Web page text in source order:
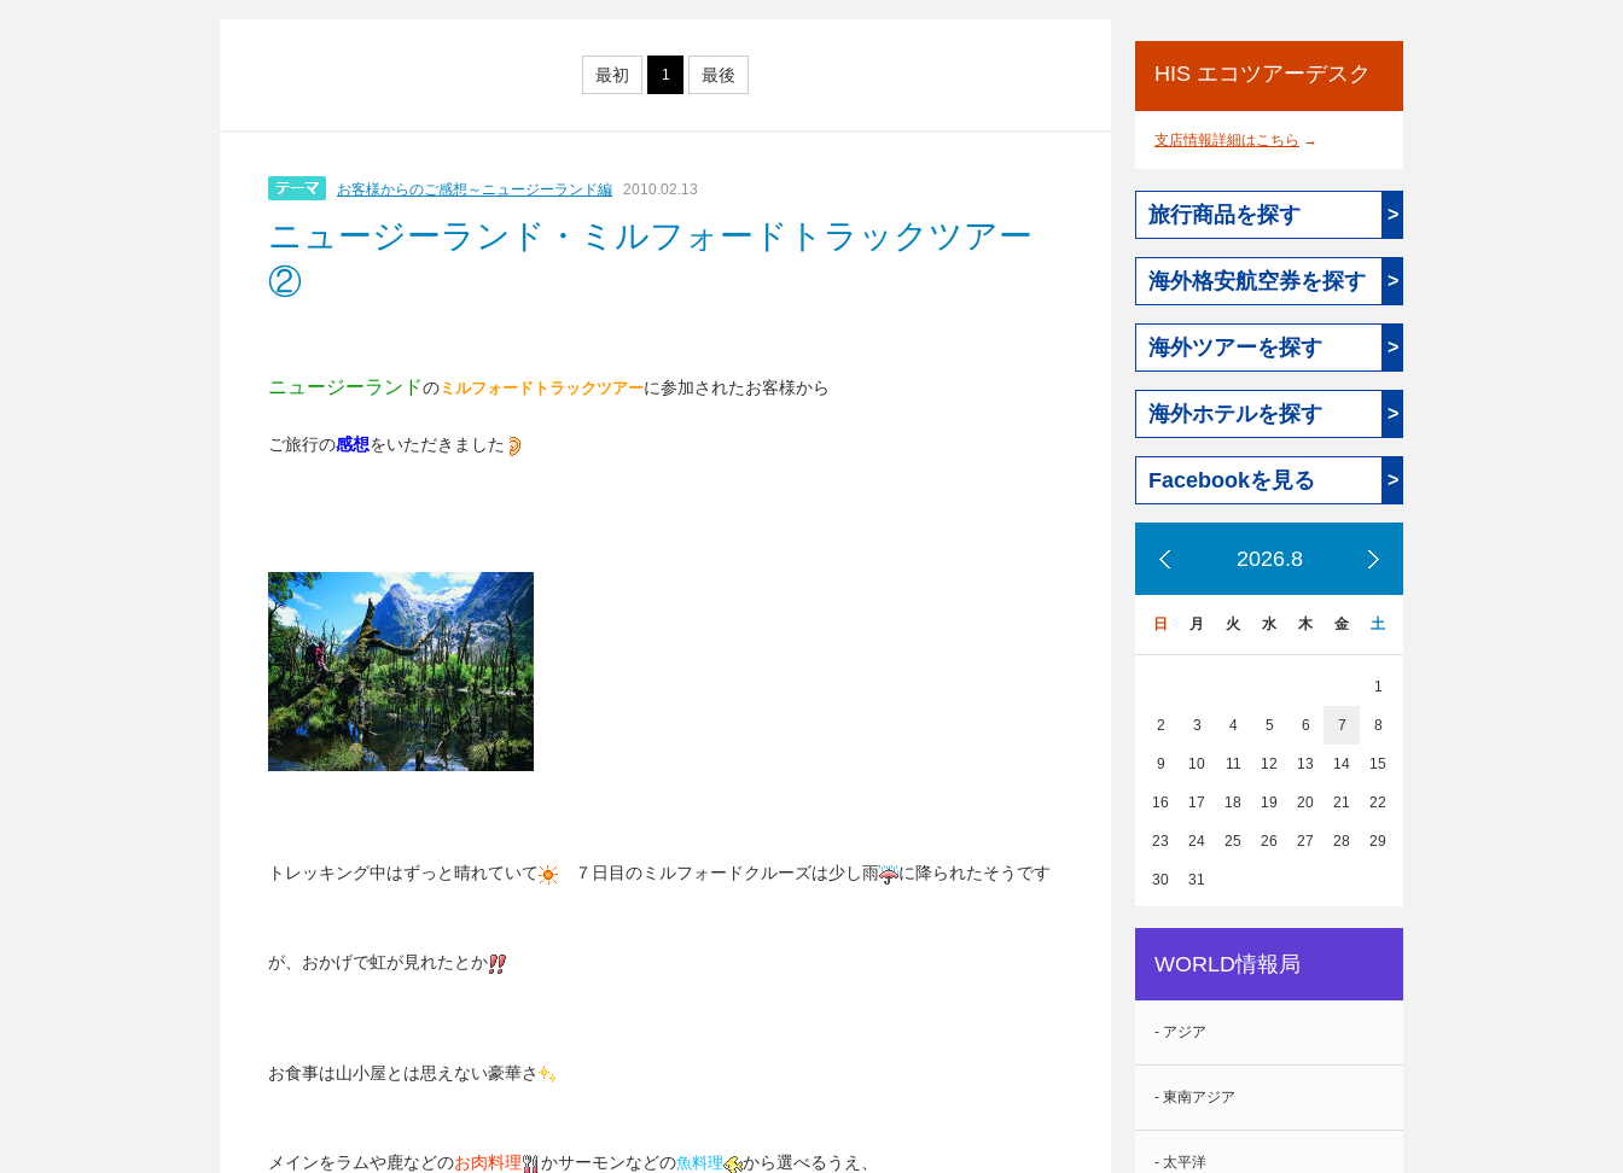
最初 1 最後
お客様からのご感想～ニュージーランド編 2010.02.13
ニュージーランド・ミルフォードトラックツアー
②
ニュージーランドの ミルフォードトラックツアーに参加されたお客様から
ご旅行の感想をいただきました
トレッキング中はずっと晴れていて ７日目のミルフォードクルーズは少し雨 に降られたそうです
が、おかげで虹が見れたとか
お食事は山小屋とは思えない豪華さ
メインをラムや鹿などのお肉料理 かサーモンなどの魚料理 から選べるうえ、
HIS エコツアーデスク
支店情報詳細はこちら →
旅行商品を探す >
海外格安航空券を探す >
海外ツアーを探す >
海外ホテルを探す >
Facebookを見る >
2026.8
日 月 火 水 木 金 土
1
2 3 4 5 6 7 8
9 10 11 12 13 14 15
16 17 18 19 20 21 22
23 24 25 26 27 28 29
30 31
WORLD情報局
- アジア
- 東南アジア
- 太平洋